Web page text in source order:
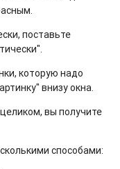
поставьте
которую надо
внизу окна.
вы получите
способами: